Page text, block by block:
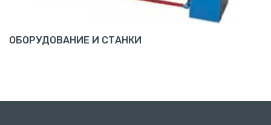
ОБОРУДОВАНИЕ И СТАНКИ